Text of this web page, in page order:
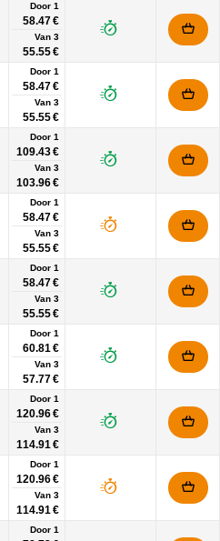
Door 1
58.47 €
Van 3
55.55 €
Door 1
58.47 €
Van 3
55.55 €
Door 1
109.43 €
Van 3
103.96 €
Door 1
58.47 €
Van 3
55.55 €
Door 1
58.47 €
Van 3
55.55 €
Door 1
60.81 €
Van 3
57.77 €
Door 1
120.96 €
Van 3
114.91 €
Door 1
120.96 €
Van 3
114.91 €
Door 1